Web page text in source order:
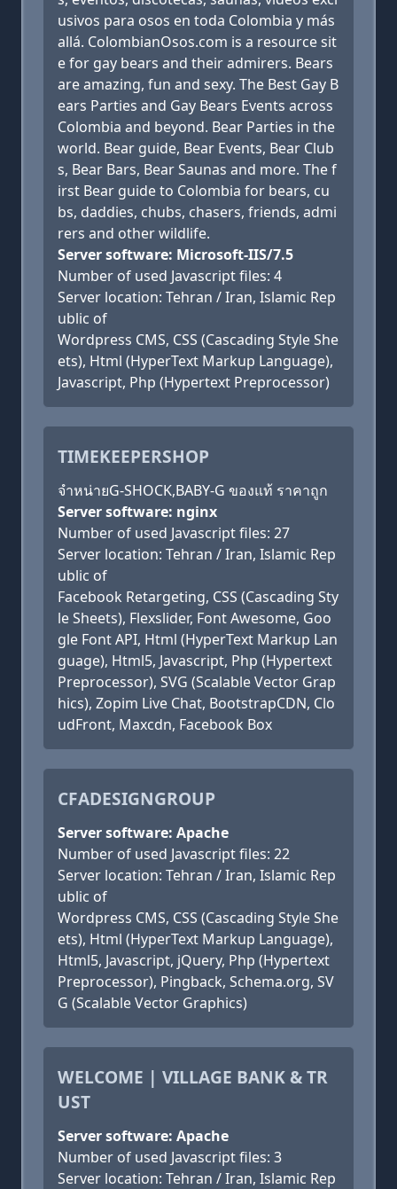
usivos para osos en toda Colombia y más
allá. ColombianOsos.com is a resource sit
e for gay bears and their admirers. Bears
are amazing, fun and sexy. The Best Gay B
ears Parties and Gay Bears Events across
Colombia and beyond. Bear Parties in the
world. Bear guide, Bear Events, Bear Club
s, Bear Bars, Bear Saunas and more. The f
irst Bear guide to Colombia for bears, cu
bs, daddies, chubs, chasers, friends, admi
rers and other wildlife.
Server software: Microsoft-IIS/7.5
Number of used Javascript files: 4
Server location: Tehran / Iran, Islamic Rep
ublic of
Wordpress CMS, CSS (Cascading Style She
ets), Html (HyperText Markup Language),
Javascript, Php (Hypertext Preprocessor)
TIMEKEEPERSHOP
จำหน่ายG-SHOCK,BABY-G ของแท้ ราคาถูก
Server software: nginx
Number of used Javascript files: 27
Server location: Tehran / Iran, Islamic Rep
ublic of
Facebook Retargeting, CSS (Cascading Sty
le Sheets), Flexslider, Font Awesome, Goo
gle Font API, Html (HyperText Markup Lan
guage), Html5, Javascript, Php (Hypertext
Preprocessor), SVG (Scalable Vector Grap
hics), Zopim Live Chat, BootstrapCDN, Clo
udFront, Maxcdn, Facebook Box
CFADESIGNGROUP
Server software: Apache
Number of used Javascript files: 22
Server location: Tehran / Iran, Islamic Rep
ublic of
Wordpress CMS, CSS (Cascading Style She
ets), Html (HyperText Markup Language),
Html5, Javascript, jQuery, Php (Hypertext
Preprocessor), Pingback, Schema.org, SV
G (Scalable Vector Graphics)
WELCOME | VILLAGE BANK & TR
UST
Server software: Apache
Number of used Javascript files: 3
Server location: Tehran / Iran, Islamic Rep